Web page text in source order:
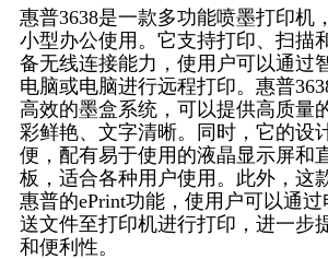
惠普3638是一款多功能喷墨打印机
小型办公使用。它支持打印、扫描
备无线连接能力，使用户可以通过
电脑或电脑进行远程打印。惠普
高效的墨盒系统，可以提供高质量
彩鲜艳、文字清晰。同时，它的设
便，配有易于使用的液晶显示屏和
板，适合各种用户使用。此外，这
惠普的ePrint功能，使用户可以通
送文件至打印机进行打印，进一步
和便利性。